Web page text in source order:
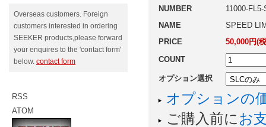
Overseas customers. Foreign
customers interested in ordering
SEEKER products,please forward
your enquires to the 'contact form'
below. contact form
RSS
ATOM
NUMBER
11000-FL5-
NAME
SPEED
PRICE
50,000円(
COUNT
オプション選択
オプションの
ご購入前に お